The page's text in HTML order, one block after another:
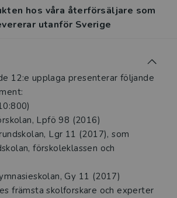
hos våra återförsäljare som
utanför Sverige
12:e upplaga presenterar följande
Lpfö 98 (2016)
Lgr 11 (2017), som
förskoleklassen och
Gy 11 (2017)
främsta skolforskare och experter